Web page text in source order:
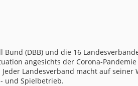
Bund (DBB) und die 16
angesichts der Corona-
Landesverband macht auf seiner
und Spielbetrieb.